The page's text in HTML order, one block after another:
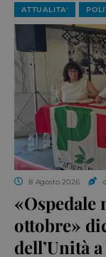
ATTUALITA'
8 Agosto 2026
«Ospedale
ottobre»
dell’Unità